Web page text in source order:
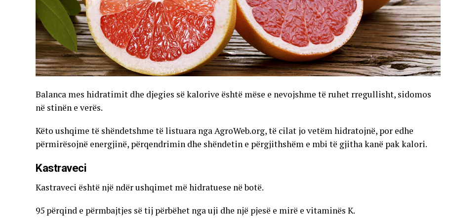
Balanca mes hidratimit dhe djegies së kalorive është mëse e nevojshme të ruhet rregullisht, sidomos
në stinën e verës.
Këto ushqime të shëndetshme të listuara nga AgroWeb.org, të cilat jo vetëm hidratojnë, por edhe
përmirësojnë energjinë, përqendrimin dhe shëndetin e përgjithshëm e mbi të gjitha kanë pak kalori.
Kastraveci
Kastraveci është një ndër ushqimet më hidratuese në botë.
95 përqind e përmbajtjes së tij përbëhet nga uji dhe një pjesë e mirë e vitaminës K.